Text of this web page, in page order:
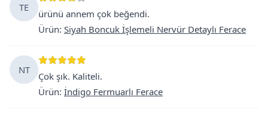
TE
ürünü annem çok beğendi.
Ürün: Siyah Boncuk İşlemeli Nervür Detaylı Ferace
NT
Çok şık. Kaliteli.
Ürün: İndigo Fermuarlı Ferace